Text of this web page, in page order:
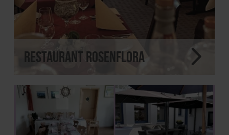
Restaurant Rosenflora